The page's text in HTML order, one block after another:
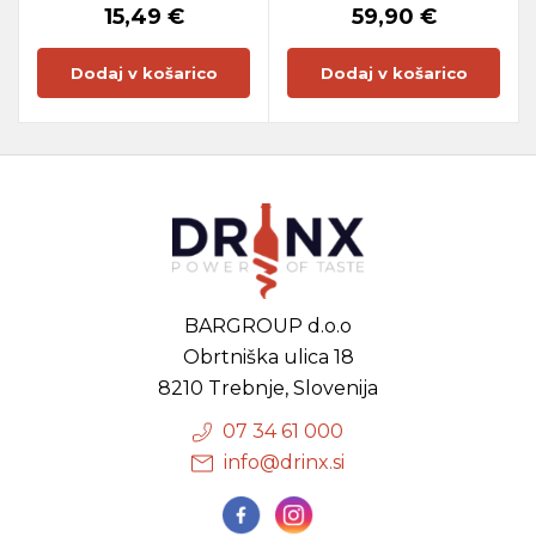
15,49 €
Dodaj v košarico
59,90 €
Dodaj v košarico
BARGROUP d.o.o
Obrtniška ulica 18
8210 Trebnje, Slovenija
07 34 61 000
info@drinx.si